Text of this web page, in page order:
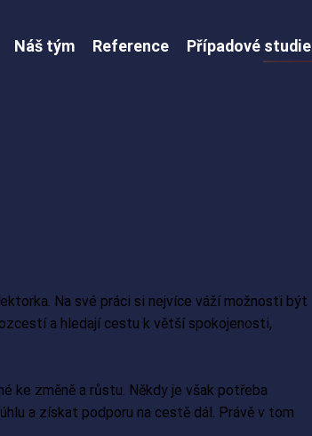
Náš tým Reference Případové studie
Na své práci si nejvíce váží možnosti být
a hledají cestu k větší spokojenosti,
ke změně a růstu. Někdy je však potřeba
a získat podporu na cestě dál. Právě v tom